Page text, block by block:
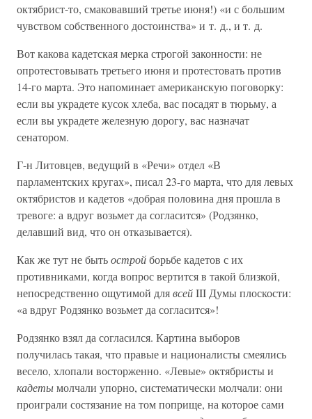
октябрист-то, смаковавший третье июня!) «и с большим
чувством собственного достоинства» и т. д., и т. д.
Вот какова кадетская мерка строгой законности: не
опротестовывать третьего июня и протестовать против
14-го марта. Это напоминает американскую поговорку:
если вы украдете кусок хлеба, вас посадят в тюрьму, а
если вы украдете железную дорогу, вас назначат
сенатором.
Г-н Литовцев, ведущий в «Речи» отдел «В
парламентских кругах», писал 23-го марта, что для левых
октябристов и кадетов «добрая половина дня прошла в
тревоге: а вдруг возьмет да согласится» (Родзянко,
делавший вид, что он отказывается).
Как же тут не бытьостройборьбе кадетов с их
противниками, когда вопрос вертится в такой близкой,
непосредственно ощутимой длявсейIII Думы плоскости:
«а вдруг Родзянко возьмет да согласится»!
Родзянко взял да согласился. Картина выборов
получилась такая, что правые и националисты смеялись
весело, хлопали восторженно. «Левые» октябристы и
кадетымолчали упорно, систематически молчали: они
проиграли состязание на том поприще, на которое сами